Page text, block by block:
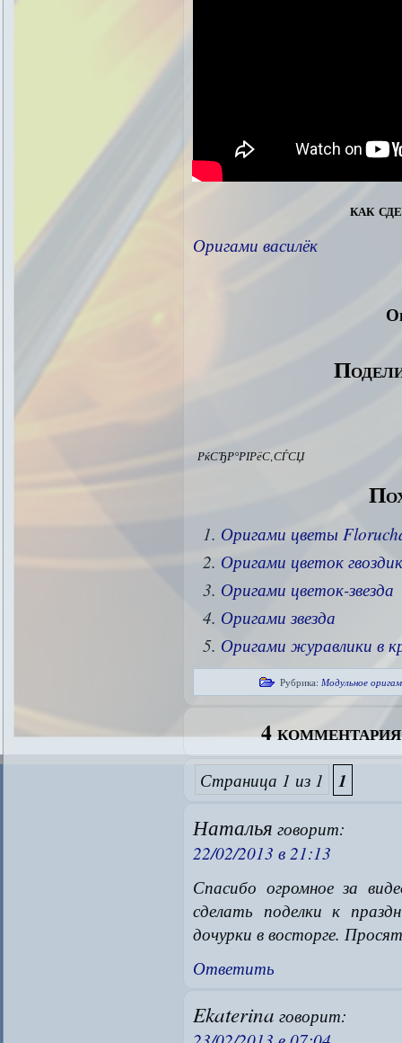
как
Оригами василёк
РќСЂР°РІРёС‚СЃСЏ
Оригами цветы
Оригами цветок
Оригами цветок-звезда
Оригами звезда
Оригами журавлики в
Рубрика: Модульное
4
Страница 1 из 1 1
Наталья говорит:
22/02/2013 в 21:13
Спасибо огромное за
сделать поделки к
дочурки в восторге.
Ответить
Ekaterina говорит: